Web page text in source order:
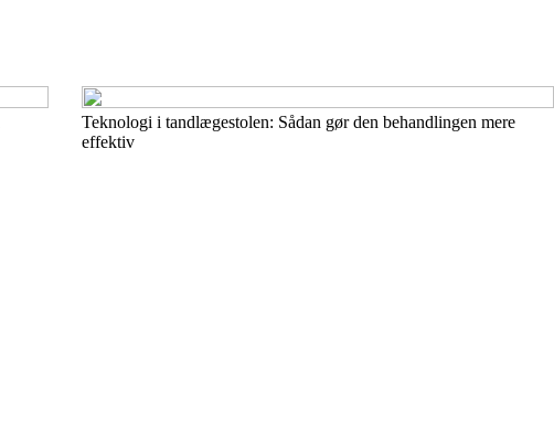
Teknologi i tandlægestolen: Sådan gør den behandlingen mere
effektiv